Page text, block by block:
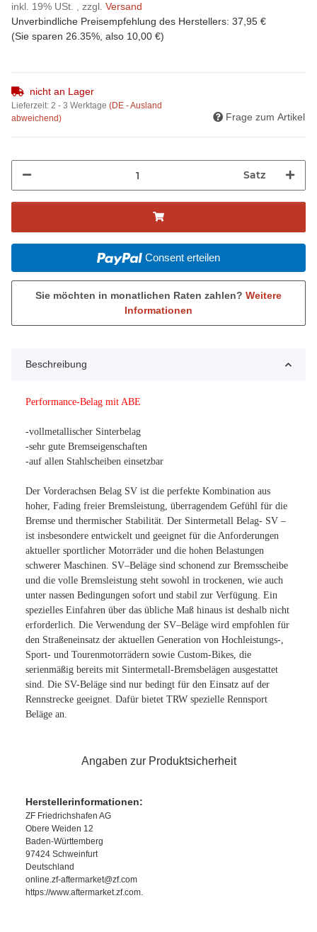
inkl. 19% USt. , zzgl. Versand
Unverbindliche Preisempfehlung des Herstellers: 37,95 €
(Sie sparen 26.35% , also 10,00 €)
nicht an Lager
Lieferzeit: 2 - 3 Werktage (DE - Ausland
abweichend)
Frage zum Artikel
Satz
Consent erteilen
Sie möchten in monatlichen Raten zahlen? Weitere
Informationen
Beschreibung
Performance-Belag mit ABE
-vollmetallischer Sinterbelag
-sehr gute Bremseigenschaften
-auf allen Stahlscheiben einsetzbar
Der Vorderachsen Belag SV ist die perfekte Kombination aus
hoher, Fading freier Bremsleistung, überragendem Gefühl für die
Bremse und thermischer Stabilität. Der Sintermetall Belag- SV –
ist insbesondere entwickelt und geeignet für die Anforderungen
aktueller sportlicher Motorräder und die hohen Belastungen
schwerer Maschinen. SV–Beläge sind schonend zur Bremsscheibe
und die volle Bremsleistung steht sowohl in trockenen, wie auch
unter nassen Bedingungen sofort und stabil zur Verfügung. Ein
spezielles Einfahren über das übliche Maß hinaus ist deshalb nicht
erforderlich. Die Verwendung der SV–Beläge wird empfohlen für
den Straßeneinsatz der aktuellen Generation von Hochleistungs-,
Sport- und Tourenmotorrädern sowie Custom-Bikes, die
serienmäßig bereits mit Sintermetall-Bremsbelägen ausgestattet
sind. Die SV-Beläge sind nur bedingt für den Einsatz auf der
Rennstrecke geeignet. Dafür bietet TRW spezielle Rennsport
Beläge an.
Angaben zur Produktsicherheit
Herstellerinformationen:
ZF Friedrichshafen AG
Obere Weiden 12
Baden-Württemberg
97424 Schweinfurt
Deutschland
online.zf-aftermarket@zf.com
https://www.aftermarket.zf.com.